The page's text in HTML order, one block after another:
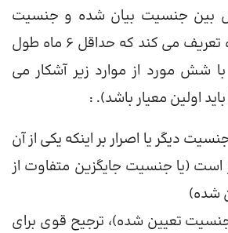
بین جنسیت بیان شده و جنسیت
اختصاص داده شده تعریف می کند که حداقل 6 ماه طول
شش مورد از موارد زیر آشکار می
اولین معیار باشد). :
دیگر یا اصرار بر اینکه یکی از آن
(یا جنسیت جایگزین متفاوت از
شده)
تعیین شده)، ترجیح قوی برای